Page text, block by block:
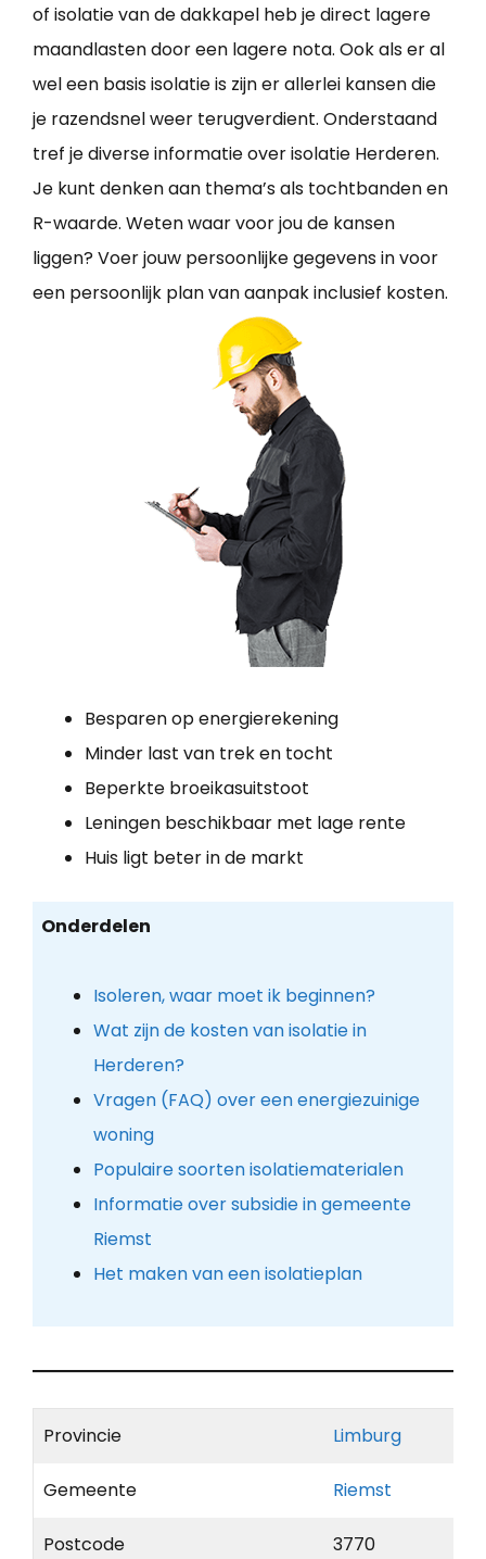
of isolatie van de dakkapel heb je direct lagere
maandlasten door een lagere nota. Ook als er al
wel een basis isolatie is zijn er allerlei kansen die
je razendsnel weer terugverdient. Onderstaand
tref je diverse informatie over isolatie Herderen.
Je kunt denken aan thema’s als tochtbanden en
R-waarde. Weten waar voor jou de kansen
liggen? Voer jouw persoonlijke gegevens in voor
een persoonlijk plan van aanpak inclusief kosten.
Besparen op energierekening
Minder last van trek en tocht
Beperkte broeikasuitstoot
Leningen beschikbaar met lage rente
Huis ligt beter in de markt
Onderdelen
Isoleren, waar moet ik beginnen?
Wat zijn de kosten van isolatie in
Herderen?
Vragen (FAQ) over een energiezuinige
woning
Populaire soorten isolatiematerialen
Informatie over subsidie in gemeente
Riemst
Het maken van een isolatieplan
Provincie Limburg
Gemeente Riemst
Postcode 3770